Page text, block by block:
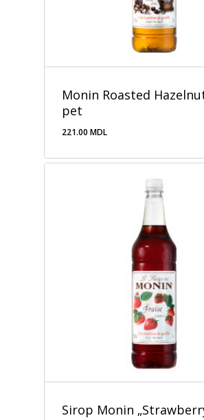
Monin Roasted
pet
221.00 MDL
Sirop Monin